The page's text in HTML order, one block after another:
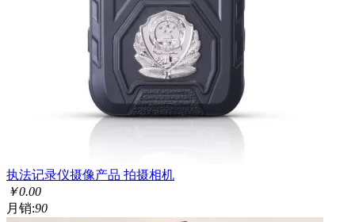
执法记录仪摄像产品 拍摄相机
￥0.00
月销:90